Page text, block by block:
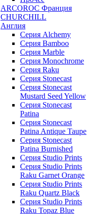
ARCOROC Франция
CHURCHILL
Англия
Серия Alchemy
Серия Bamboo
Серия Marble
Серия Monochrome
Серия Raku
Серия Stonecast
Серия Stonecast
Mustard Seed Yellow
Серия Stonecast
Patina
Серия Stonecast
Patina Antique Taupe
Серия Stonecast
Patina Burnished
Серия Studio Prints
Серия Studio Prints
Raku Garnet Orange
Серия Studio Prints
Raku Quartz Black
Серия Studio Prints
Raku Topaz Blue